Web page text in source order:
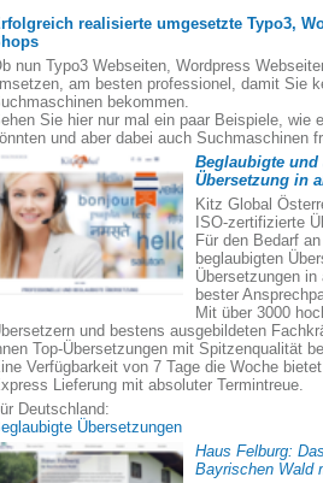
realisierte umgesetzte Typo3,
nun Typo3 Webseiten, Wordpress
am besten professionel, damit Sie
bekommen.
Sie hier nur mal ein paar Beispiele, wie
und aber dabei auch Suchmaschinen
Beglaubigte und
Übersetzung in
Kitz Global
ISO-zertifizierte
Für den Bedarf
beglaubigten
Übersetzungen
bester
Mit über 3000
und bestens ausgebildeten
Top-Übersetzungen mit Spitzenqualität
Verfügbarkeit von 7 Tage die Woche
Lieferung mit absoluter Termintreue.
Deutschland:
Übersetzungen
Haus Felburg:
Bayrischen Wald